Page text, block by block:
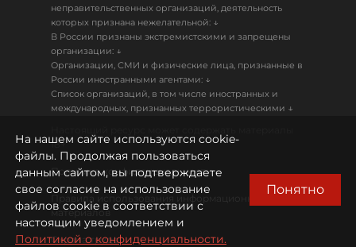
неправительственных организаций, деятельность
которых признана нежелательной: ↓
В России признаны экстремистскими и запрещены
организации: ↓
Организации, СМИ и физические лица, признанные в
России иностранными агентами: ↓
Список организаций, в том числе иностранных и
международных, признанных террористическими ↓
18+
Политика конфиденциальности
Правила использования информационных
материалов
Охрана труда
На нашем сайте используются cookie-
файлы. Продолжая пользоваться
данным сайтом, вы подтверждаете
свое согласие на использование
файлов cookie в соответствии с
настоящим уведомлением и
Политикой о конфиденциальности.
Понятно